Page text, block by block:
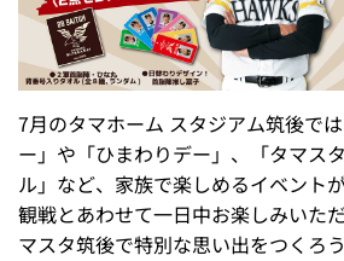
7月のタマホーム スタジアム筑後で
ー」や「ひまわりデー」、「タマス
ル」など、家族で楽しめるイベント
観戦とあわせて一日中お楽しみいた
マスタ筑後で特別な思い出をつくろう